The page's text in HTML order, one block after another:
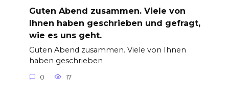
Guten Abend zusammen. Viele von
Ihnen haben geschrieben und gefragt,
wie es uns geht.
Guten Abend zusammen. Viele von Ihnen
haben geschrieben
0 17